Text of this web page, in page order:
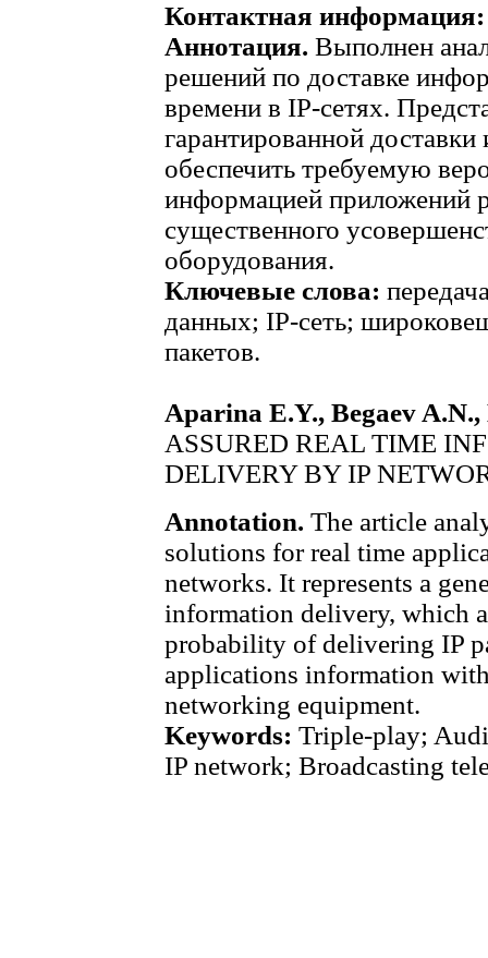
Контактная информация:
Аннотация. Выполнен
решений по доставке
времени в IP-сетях.
гарантированной
обеспечить требуемую
информацией приложений
существенного
оборудования.
Ключевые слова:
данных; IP-сеть;
пакетов.
Aparina E.Y., Begaev
ASSURED REAL TIME
DELIVERY BY IP
Annotation. The article
solutions for real time
networks. It represents a
information delivery, which
probability of delivering IP
applications information
networking equipment.
Keywords: Triple-play;
IP network; Broadcasting